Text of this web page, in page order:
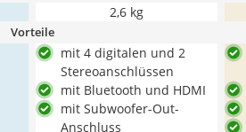
2,6 kg
Vorteile
mit 4 digitalen und 2
Stereoanschlüssen
mit Bluetooth und HDMI
mit Subwoofer-Out-
Anschluss